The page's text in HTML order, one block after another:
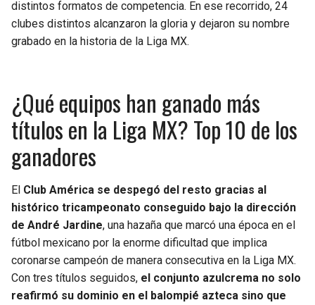
distintos formatos de competencia. En ese recorrido, 24
clubes distintos alcanzaron la gloria y dejaron su nombre
grabado en la historia de la Liga MX.
¿Qué equipos han ganado más
títulos en la Liga MX? Top 10 de los
ganadores
El Club América se despegó del resto gracias al
histórico tricampeonato conseguido bajo la dirección
de André Jardine, una hazaña que marcó una época en el
fútbol mexicano por la enorme dificultad que implica
coronarse campeón de manera consecutiva en la Liga MX.
Con tres títulos seguidos, el conjunto azulcrema no solo
reafirmó su dominio en el balompié azteca sino que